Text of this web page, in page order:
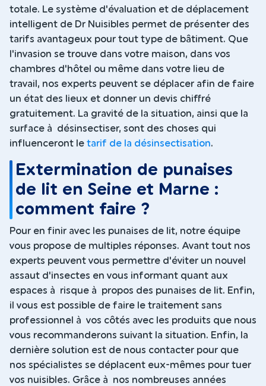
totale. Le système d'évaluation et de déplacement
intelligent de Dr Nuisibles permet de présenter des
tarifs avantageux pour tout type de bâtiment. Que
l'invasion se trouve dans votre maison, dans vos
chambres d'hôtel ou même dans votre lieu de
travail, nos experts peuvent se déplacer afin de faire
un état des lieux et donner un devis chiffré
gratuitement. La gravité de la situation, ainsi que la
surface à désinsectiser, sont des choses qui
influenceront le tarif de la désinsectisation.
Extermination de punaises
de lit en Seine et Marne :
comment faire ?
Pour en finir avec les punaises de lit, notre équipe
vous propose de multiples réponses. Avant tout nos
experts peuvent vous permettre d'éviter un nouvel
assaut d'insectes en vous informant quant aux
espaces à risque à propos des punaises de lit. Enfin,
il vous est possible de faire le traitement sans
professionnel à vos côtés avec les produits que nous
vous recommanderons suivant la situation. Enfin, la
dernière solution est de nous contacter pour que
nos spécialistes se déplacent eux-mêmes pour tuer
vos nuisibles. Grâce à nos nombreuses années